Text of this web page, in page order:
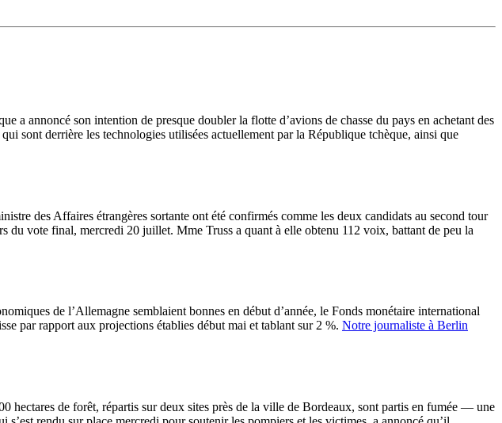
a annoncé son intention de presque doubler la flotte d’avions de chasse du pays en achetant des
sont derrière les technologies utilisées actuellement par la République tchèque, ainsi que
des Affaires étrangères sortante ont été confirmés comme les deux candidats au second tour
du vote final, mercredi 20 juillet. Mme Truss a quant à elle obtenu 112 voix, battant de peu la
de l’Allemagne semblaient bonnes en début d’année, le Fonds monétaire international
par rapport aux projections établies début mai et tablant sur 2 %. Notre journaliste à Berlin
hectares de forêt, répartis sur deux sites près de la ville de Bordeaux, sont partis en fumée — une